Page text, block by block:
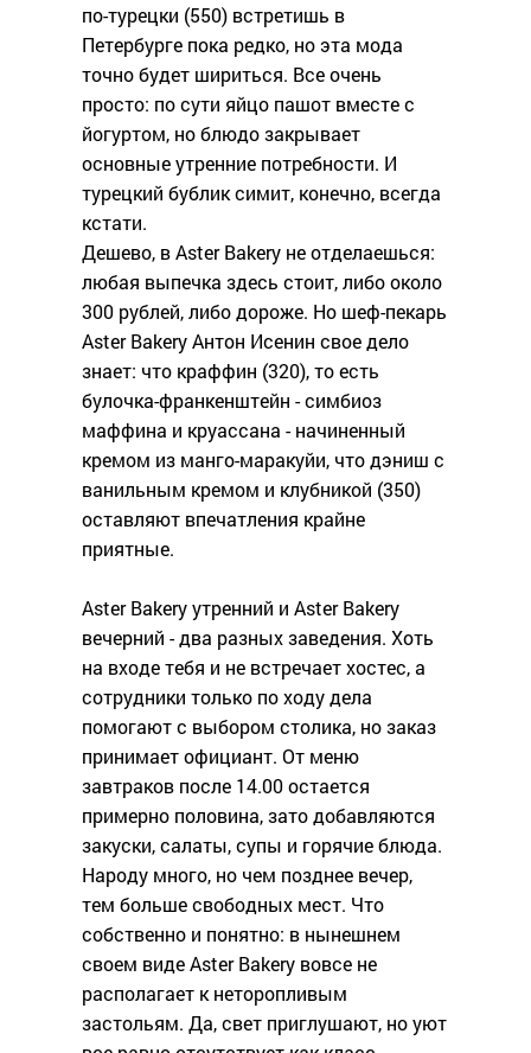
по-турецки (550) встретишь в
Петербурге пока редко, но эта мода
точно будет шириться. Все очень
просто: по сути яйцо пашот вместе с
йогуртом, но блюдо закрывает
основные утренние потребности. И
турецкий бублик симит, конечно, всегда
кстати.
Дешево, в Aster Bakery не отделаешься:
любая выпечка здесь стоит, либо около
300 рублей, либо дороже. Но шеф-пекарь
Aster Bakery Антон Исенин свое дело
знает: что краффин (320), то есть
булочка-франкенштейн - симбиоз
маффина и круассана - начиненный
кремом из манго-маракуйи, что дэниш с
ванильным кремом и клубникой (350)
оставляют впечатления крайне
приятные.
Aster Bakery утренний и Aster Bakery
вечерний - два разных заведения. Хоть
на входе тебя и не встречает хостес, а
сотрудники только по ходу дела
помогают с выбором столика, но заказ
принимает официант. От меню
завтраков после 14.00 остается
примерно половина, зато добавляются
закуски, салаты, супы и горячие блюда.
Народу много, но чем позднее вечер,
тем больше свободных мест. Что
собственно и понятно: в нынешнем
своем виде Aster Bakery вовсе не
располагает к неторопливым
застольям. Да, свет приглушают, но уют